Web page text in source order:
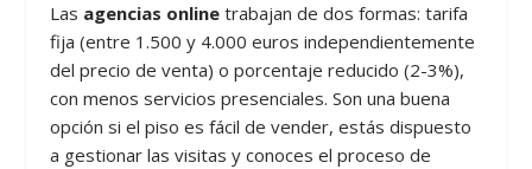
Las agencias online trabajan de dos formas: tarifa
fija (entre 1.500 y 4.000 euros independientemente
del precio de venta) o porcentaje reducido (2-3%),
con menos servicios presenciales. Son una buena
opción si el piso es fácil de vender, estás dispuesto
a gestionar las visitas y conoces el proceso de